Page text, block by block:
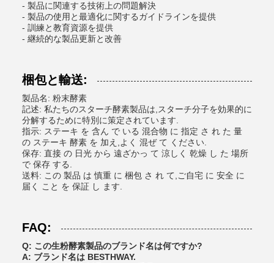
- 製品に関連する技術上の問題解決
- 製品の使用と最適化に関するガイドラインを提供
- 訓練と教育資源を提供
- 継続的な製品更新と改善
梱包と輸送:
製品名: 粉末酵素
記述: 私たちのスターチ酵素製品は,スターチ分子を効果的に
分解するために特別に策定されています.
指示: ステーキ を 含ん で いる 混合物 に 指定 さ れ た 量
の ステーキ 酵素 を 加え,よく 混ぜ て ください.
保存: 直接 の 日光 から 遠ざかっ て 涼しく 乾燥 し た 場所
で 保存 する.
送料: この 製品 は 慎重 に 梱包 さ れ て,ご自宅 に 安全 に
届く こと を 保証 し ます.
FAQ:
Q: この生粉酵素製品のブランド名は何ですか?
A: ブランド名は BESTHWAY.